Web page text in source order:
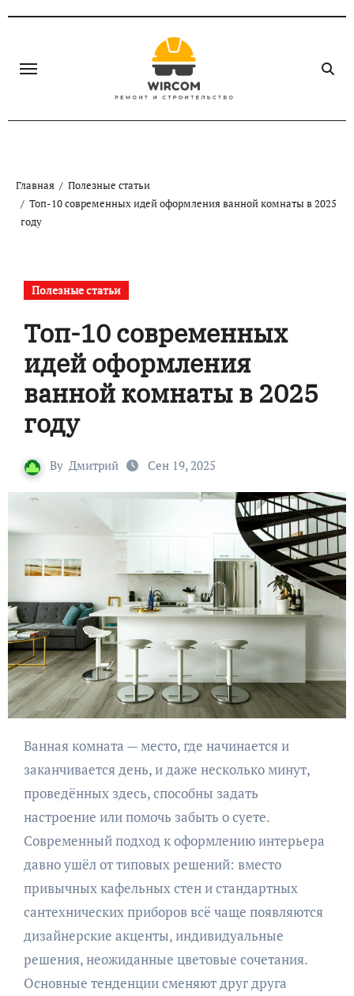
Главная
Полезные статьи
Топ-10 современных идей оформления ванной комнаты в 2025
году
Полезные статьи
Топ-10 современных
идей оформления
ванной комнаты в 2025
году
By Дмитрий Сен 19, 2025
Ванная комната — место, где начинается и
заканчивается день, и даже несколько минут,
проведённых здесь, способны задать
настроение или помочь забыть о суете.
Современный подход к оформлению интерьера
давно ушёл от типовых решений: вместо
привычных кафельных стен и стандартных
сантехнических приборов всё чаще появляются
дизайнерские акценты, индивидуальные
решения, неожиданные цветовые сочетания.
Основные тенденции сменяют друг друга